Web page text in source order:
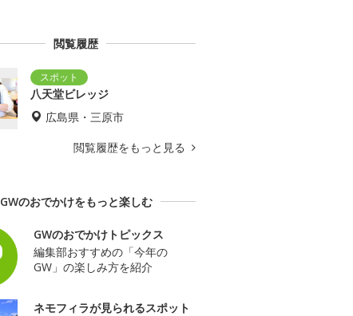
閲覧履歴
八天堂ビレッジ
広島県・三原市
閲覧履歴をもっと見る
GWのおでかけをもっと楽しむ
GWのおでかけトピックス
編集部おすすめの「今年の
GW」の楽しみ方を紹介
ネモフィラが見られるスポット